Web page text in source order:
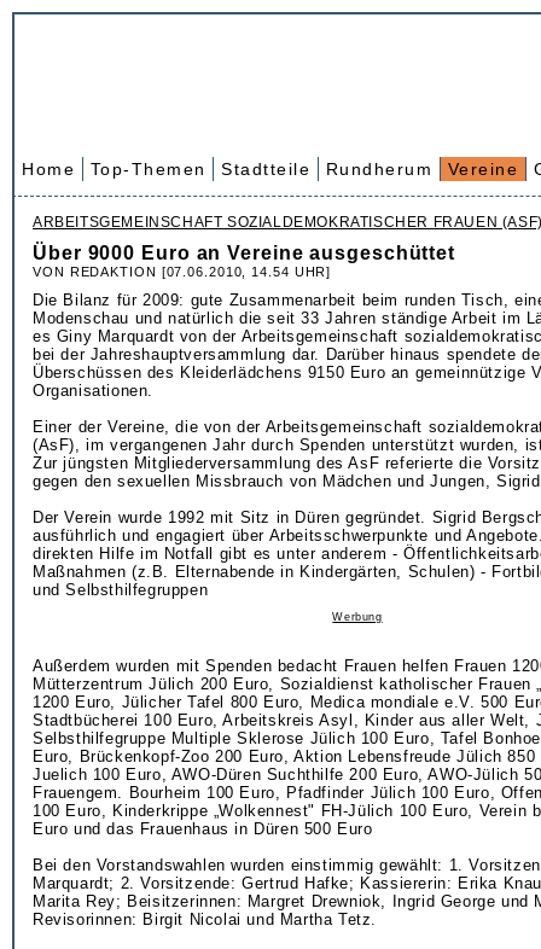
Home Top-Themen Stadtteile Rundherum Vereine
ARBEITSGEMEINSCHAFT SOZIALDEMOKRATISCHER FRAUEN
Über 9000 Euro an Vereine ausgeschüttet
VON REDAKTION [07.06.2010, 14.54 UHR]
Die Bilanz für 2009: gute Zusammenarbeit beim runden Tisch,
Modenschau und natürlich die seit 33 Jahren ständige Arbeit im
es Giny Marquardt von der Arbeitsgemeinschaft
bei der Jahreshauptversammlung dar. Darüber hinaus spendete
Überschüssen des Kleiderlädchens 9150 Euro an gemeinnützige
Organisationen.
Einer der Vereine, die von der Arbeitsgemeinschaft
(AsF), im vergangenen Jahr durch Spenden unterstützt wurden,
Zur jüngsten Mitgliederversammlung des AsF referierte die
gegen den sexuellen Missbrauch von Mädchen und Jungen,
Der Verein wurde 1992 mit Sitz in Düren gegründet. Sigrid
ausführlich und engagiert über Arbeitsschwerpunkte und
direkten Hilfe im Notfall gibt es unter anderem -
Maßnahmen (z.B. Elternabende in Kindergärten, Schulen) -
und Selbsthilfegruppen
Werbung
Außerdem wurden mit Spenden bedacht Frauen helfen Frauen
Mütterzentrum Jülich 200 Euro, Sozialdienst katholischer Frauen
1200 Euro, Jülicher Tafel 800 Euro, Medica mondiale e.V. 500
Stadtbücherei 100 Euro, Arbeitskreis Asyl, Kinder aus aller Welt,
Selbsthilfegruppe Multiple Sklerose Jülich 100 Euro, Tafel
Euro, Brückenkopf-Zoo 200 Euro, Aktion Lebensfreude Jülich
Juelich 100 Euro, AWO-Düren Suchthilfe 200 Euro, AWO-Jülich
Frauengem. Bourheim 100 Euro, Pfadfinder Jülich 100 Euro,
100 Euro, Kinderkrippe „Wolkennest" FH-Jülich 100 Euro, Verein
Euro und das Frauenhaus in Düren 500 Euro
Bei den Vorstandswahlen wurden einstimmig gewählt: 1.
Marquardt; 2. Vorsitzende: Gertrud Hafke; Kassiererin: Erika
Marita Rey; Beisitzerinnen: Margret Drewniok, Ingrid George und
Revisorinnen: Birgit Nicolai und Martha Tetz.